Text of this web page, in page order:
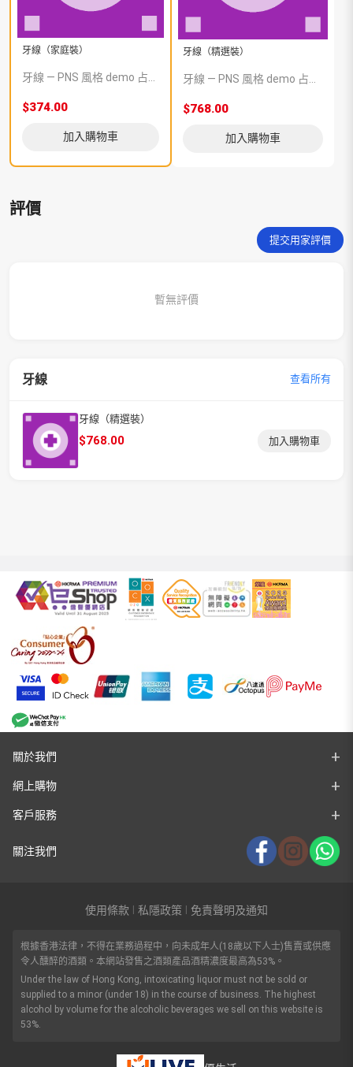
牙線（家庭裝）
牙線 — PNS 風格 demo 占位商品，方便首頁與分類頁版位演示，上線前由業務替換為真實 SKU。
$374.00
加入購物車
牙線（精選裝）
牙線 — PNS 風格 demo 占位商品，方便首頁與分類頁版位演示，上線前由業務替換為真實 SKU。
$768.00
加入購物車
評價
提交用家評價
暫無評價
牙線 查看所有
牙線（精選裝）
$768.00 加入購物車
關於我們
網上購物
客戶服務
關注我們
使用條款 私隱政策 免責聲明及通知
根據香港法律，不得在業務過程中，向未成年人(18歲以下人士)售賣或供應
令人醺醉的酒類。本網站發售之酒類產品酒精濃度最高為53%。
Under the law of Hong Kong, intoxicating liquor must not be sold or
supplied to a minor (under 18) in the course of business. The highest
alcohol by volume for the alcoholic beverages we sell on this website is
53%.